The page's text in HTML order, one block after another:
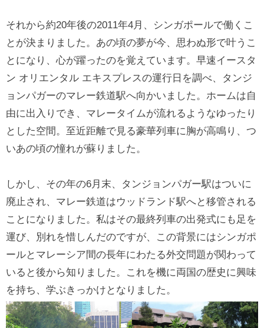
それから約20年後の2011年4月、シンガポールで働くこ
とが決まりました。あの頃の夢が今、思わぬ形で叶うこ
とになり、心が躍ったのを覚えています。早速イースタ
ン オリエンタル エキスプレスの運行日を調べ、タンジ
ョンパガーのマレー鉄道駅へ向かいました。ホームは自
由に出入りでき、マレータイムが流れるようなゆったり
とした空間。至近距離で見る豪華列車に胸が高鳴り、つ
いあの頃の憧れが蘇りました。
しかし、その年の6月末、タンジョンパガー駅はついに
廃止され、マレー鉄道はウッドランド駅へと移管される
ことになりました。私はその最終列車の出発式にも足を
運び、別れを惜しんだのですが、この背景にはシンガポ
ールとマレーシア間の長年にわたる外交問題が関わって
いると後から知りました。これを機に両国の歴史に興味
を持ち、学ぶきっかけとなりました。